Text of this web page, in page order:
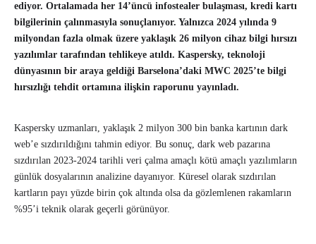
ediyor. Ortalamada her 14’üncü infostealer bulaşması, kredi kartı
bilgilerinin çalınmasıyla sonuçlanıyor. Yalnızca 2024 yılında 9
milyondan fazla olmak üzere yaklaşık 26 milyon cihaz bilgi hırsızı
yazılımlar tarafından tehlikeye atıldı. Kaspersky, teknoloji
dünyasının bir araya geldiği Barselona’daki MWC 2025’te bilgi
hırsızlığı tehdit ortamına ilişkin raporunu yayınladı.
Kaspersky uzmanları, yaklaşık 2 milyon 300 bin banka kartının dark
web’e sızdırıldığını tahmin ediyor. Bu sonuç, dark web pazarına
sızdırılan 2023-2024 tarihli veri çalma amaçlı kötü amaçlı yazılımların
günlük dosyalarının analizine dayanıyor. Küresel olarak sızdırılan
kartların payı yüzde birin çok altında olsa da gözlemlenen rakamların
%95’i teknik olarak geçerli görünüyor.